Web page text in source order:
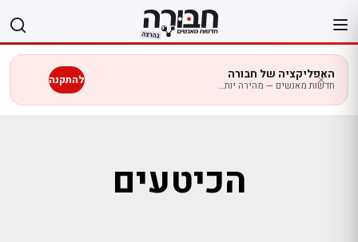
לתוכן
האפליקציה של חבורה
חדשות מאנשים — מהירה יותר בנייד להתקנה
הכיטעים